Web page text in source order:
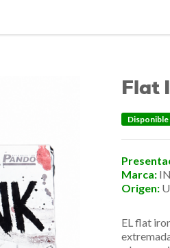
Flat
Disponible
Marca:
Origen:
EL flat